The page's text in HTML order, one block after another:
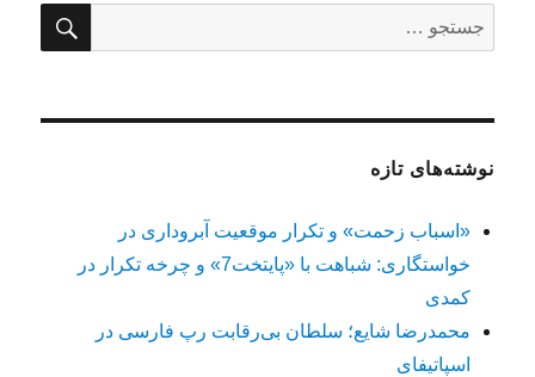
برای:
نوشته‌های تازه
«اسباب زحمت» و تکرار موقعیت آبروداری در
خواستگاری: شباهت با «پایتخت7» و چرخه تکرار در
کمدی
محمدرضا شایع؛ سلطان بی‌رقابت رپ فارسی در
اسپاتیفای